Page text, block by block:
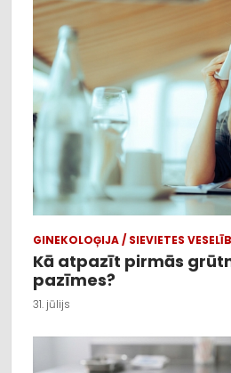
GINEKOLOĢIJA / SIEVIETES
Kā atpazīt pirmās
pazīmes?
31. jūlijs